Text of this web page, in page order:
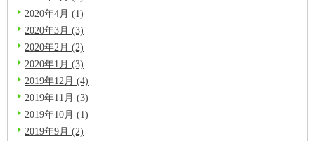
2020年4月 (1)
2020年3月 (3)
2020年2月 (2)
2020年1月 (3)
2019年12月 (4)
2019年11月 (3)
2019年10月 (1)
2019年9月 (2)